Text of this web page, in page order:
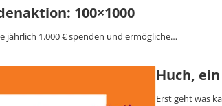
100×1000
jährlich 1.000 € spenden und ermögliche…
Huch,
Erst geht was